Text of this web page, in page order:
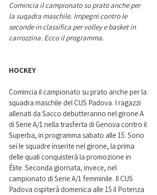
Comincia il campionato su prato anche per
la suqadra maschile. Impegni contro le
seconde in classifica per volley e basket in
carrozzina. Ecco il programma.
HOCKEY
Comincia il campionato su prato anche per la
squadra maschile del CUS Padova. I ragazzi
allenati da Sacco debutteranno nel girone A
di Serie A/1 nella trasferta di Genova contro il
Superba, in programma sabato alle 15. Sono
sei le squadre inserite nel girone, la prima
delle quali conquisterà la promozione in
Élite. Seconda giornata, invece, nel
campionato di Serie A/1 femminile. Il CUS
Padova ospiterà domenica alle 15 il Potenza